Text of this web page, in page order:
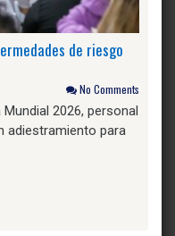
de riesgo
No Comments
2026, personal
adiestramiento para